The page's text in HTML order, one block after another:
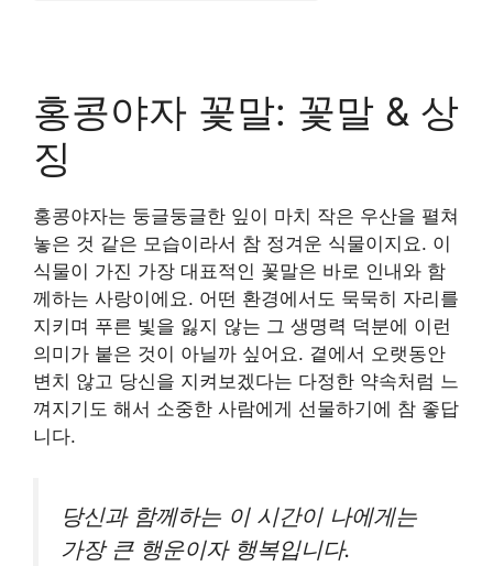
홍콩야자 꽃말: 꽃말 & 상
징
홍콩야자는 둥글둥글한 잎이 마치 작은 우산을 펼쳐
놓은 것 같은 모습이라서 참 정겨운 식물이지요. 이
식물이 가진 가장 대표적인 꽃말은 바로 인내와 함
께하는 사랑이에요. 어떤 환경에서도 묵묵히 자리를
지키며 푸른 빛을 잃지 않는 그 생명력 덕분에 이런
의미가 붙은 것이 아닐까 싶어요. 곁에서 오랫동안
변치 않고 당신을 지켜보겠다는 다정한 약속처럼 느
껴지기도 해서 소중한 사람에게 선물하기에 참 좋답
니다.
당신과 함께하는 이 시간이 나에게는
가장 큰 행운이자 행복입니다.